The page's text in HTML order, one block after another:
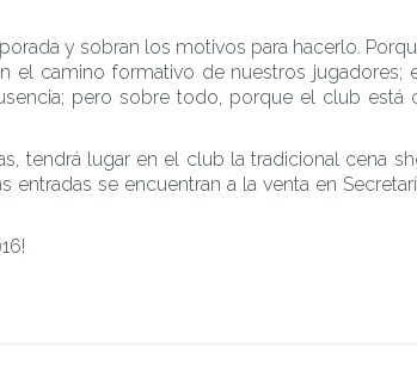
y sobran los motivos para hacerlo.
el camino formativo de nuestros
pero sobre todo, porque el club
tendrá lugar en el club la tradicional cena
entradas se encuentran a la venta en